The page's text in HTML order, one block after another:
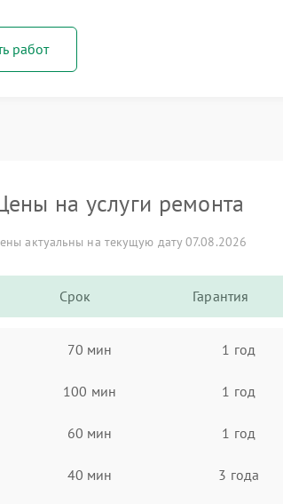
работ
на услуги ремонта
актуальны на текущую дату 07.08.2026
Срок Гарантия
70 мин 1 год
100 мин 1 год
60 мин 1 год
40 мин 3 года